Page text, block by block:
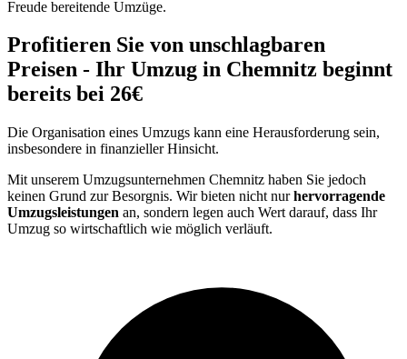
Freude bereitende Umzüge.
Profitieren Sie von unschlagbaren
Preisen - Ihr Umzug in Chemnitz beginnt
bereits bei 26€
Die Organisation eines Umzugs kann eine Herausforderung sein,
insbesondere in finanzieller Hinsicht.
Mit unserem Umzugsunternehmen Chemnitz haben Sie jedoch
keinen Grund zur Besorgnis. Wir bieten nicht nurhervorragende
Umzugsleistungen an, sondern legen auch Wert darauf, dass Ihr
Umzug so wirtschaftlich wie möglich verläuft.